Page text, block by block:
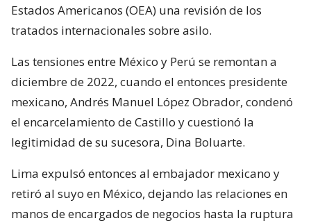
Estados Americanos (OEA) una revisión de los
tratados internacionales sobre asilo.
Las tensiones entre México y Perú se remontan a
diciembre de 2022, cuando el entonces presidente
mexicano, Andrés Manuel López Obrador, condenó
el encarcelamiento de Castillo y cuestionó la
legitimidad de su sucesora, Dina Boluarte.
Lima expulsó entonces al embajador mexicano y
retiró al suyo en México, dejando las relaciones en
manos de encargados de negocios hasta la ruptura